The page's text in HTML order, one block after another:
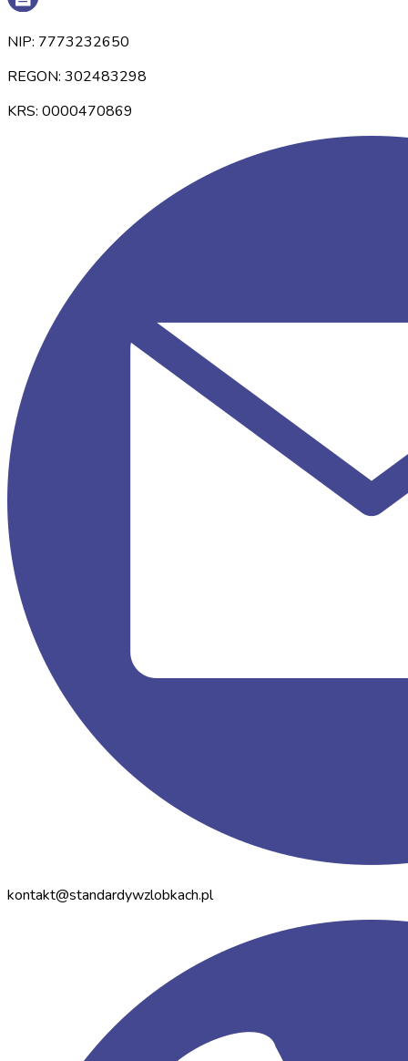
NIP: 7773232650
REGON: 302483298
KRS: 0000470869
kontakt@standardywzlobkach.pl